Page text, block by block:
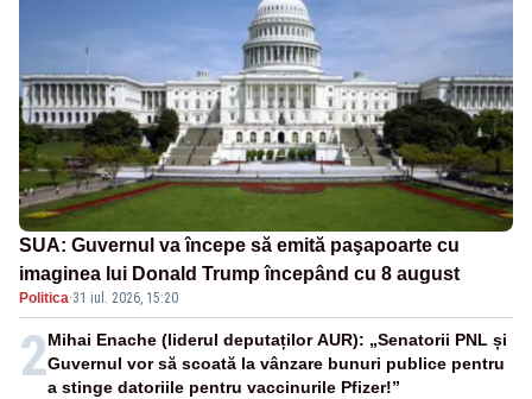
SUA: Guvernul va începe să emită paşapoarte cu
imaginea lui Donald Trump începând cu 8 august
Politica·31 iul. 2026, 15:20
2Mihai Enache (liderul deputaților AUR): „Senatorii PNL și
Guvernul vor să scoată la vânzare bunuri publice pentru
a stinge datoriile pentru vaccinurile Pfizer!”